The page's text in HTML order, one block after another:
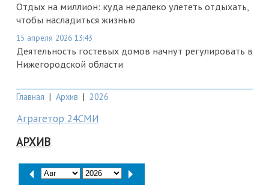
Отдых на миллион: куда недалеко улететь отдыхать,
чтобы насладиться жизнью
15 апреля 2026 13:43
Деятельность гостевых домов начнут регулировать в
Нижегородской области
Главная | Архив | 2026
Аграгетор 24СМИ
АРХИВ